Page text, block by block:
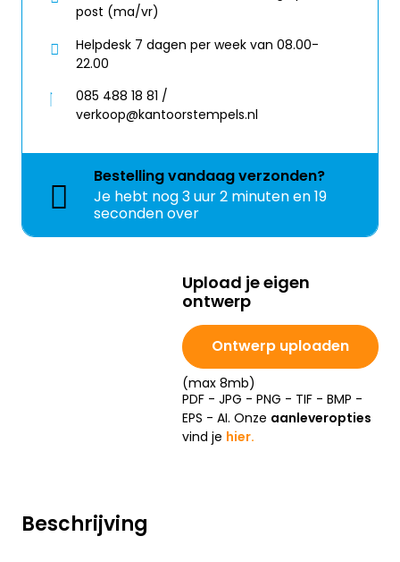
Beschrijving
post (ma/vr)
Helpdesk 7 dagen per week van 08.00-
22.00
085 488 18 81 /
verkoop@kantoorstempels.nl
Bestellingvandaagverzonden?
Je hebt nog3 uur 2 minuten en 19
seconden over
Upload je eigen
ontwerp
Ontwerp uploaden
(max 8mb)
PDF - JPG - PNG - TIF - BMP -
EPS - AI. Onze aanleveropties
vind je hier.